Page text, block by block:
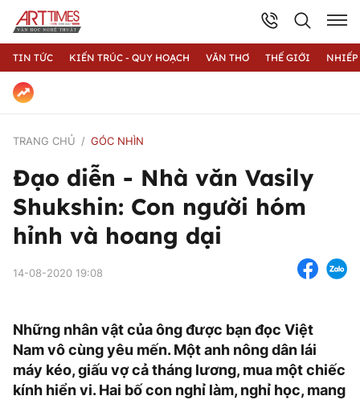
TIN TỨC KIẾN TRÚC - QUY HOẠCH VĂN THƠ THẾ GIỚI
TRANG CHỦ GÓC NHÌN
Đạo diễn - Nhà văn Vasily
Shukshin: Con người hóm
hỉnh và hoang dại
14-08-2020 19:08
Những nhân vật của ông được bạn đọc Việt
Nam vô cùng yêu mến. Một anh nông dân lái
máy kéo, giấu vợ cả tháng lương, mua một chiếc
kính hiển vi. Hai bố con nghỉ làm, nghỉ học, mang